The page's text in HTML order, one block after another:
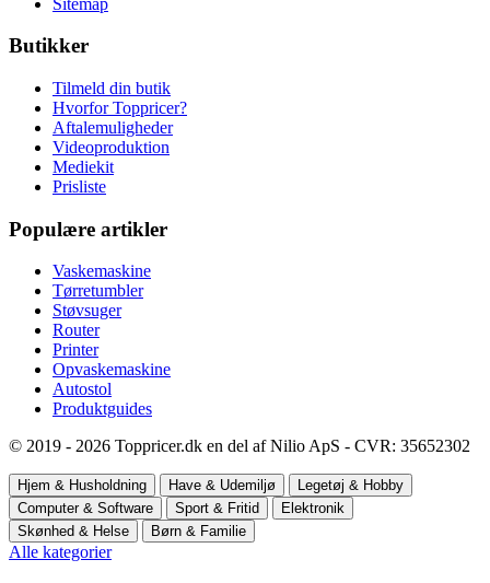
Butikker
Tilmeld din butik
Hvorfor Toppricer?
Aftalemuligheder
Videoproduktion
Mediekit
Prisliste
Populære artikler
Vaskemaskine
Tørretumbler
Støvsuger
Router
Printer
Opvaskemaskine
Autostol
Produktguides
© 2019 - 2026 Toppricer.dk en del af Nilio ApS - CVR: 35652302
Hjem & Husholdning Have & Udemiljø
Legetøj & Hobby
Computer & Software
Sport & Fritid
Elektronik
Skønhed & Helse
Børn & Familie
Alle kategorier